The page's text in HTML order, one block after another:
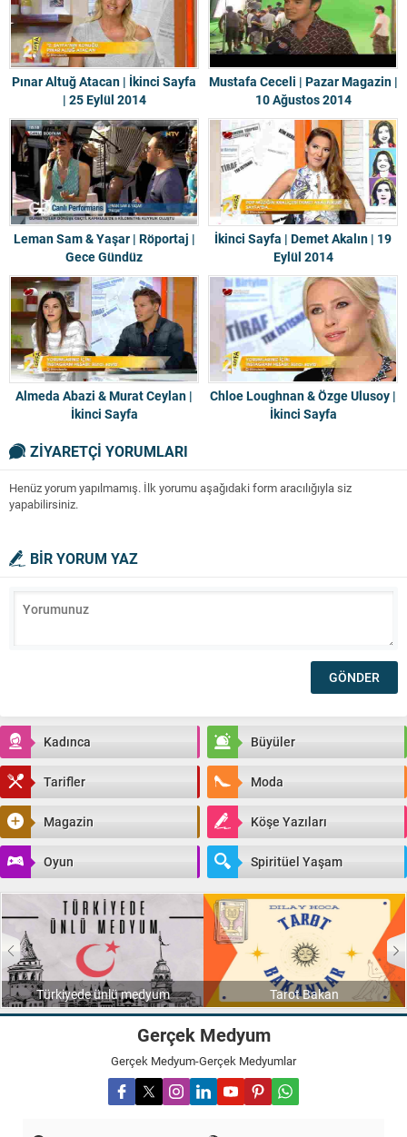
Pınar Altuğ Atacan | İkinci Sayfa
| 25 Eylül 2014
Mustafa Ceceli | Pazar Magazin |
10 Ağustos 2014
Leman Sam & Yaşar | Röportaj |
Gece Gündüz
İkinci Sayfa | Demet Akalın | 19
Eylül 2014
Almeda Abazi & Murat Ceylan |
İkinci Sayfa
Chloe Loughnan & Özge Ulusoy |
İkinci Sayfa
ZİYARETÇİ YORUMLARI
Henüz yorum yapılmamış. İlk yorumu aşağıdaki form aracılığıyla siz
yapabilirsiniz.
BİR YORUM YAZ
Kadınca Büyüler
Tarifler Moda
Magazin Köşe Yazıları
Oyun Spiritüel Yaşam
Türkiyede ünlü medyum Tarot Bakan
Gerçek Medyum
Gerçek Medyum-Gerçek Medyumlar